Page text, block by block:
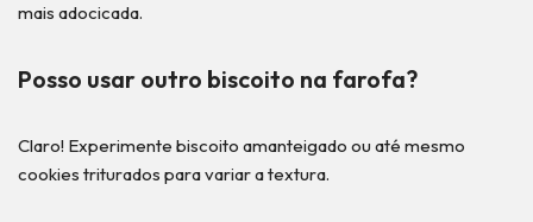
mais adocicada.
Posso usar outro biscoito na farofa?
Claro! Experimente biscoito amanteigado ou até mesmo
cookies triturados para variar a textura.